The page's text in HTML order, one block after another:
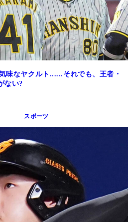
味なヤクルト......それでも、王者・
ない?
スポーツ